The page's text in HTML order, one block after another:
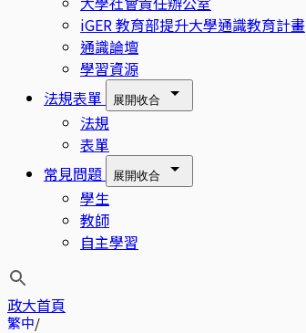
iGER 教育部提升大學通識教育計畫
通識論壇
學習資源
法規表單
展開收合
法規
表單
常見問題
展開收合
學生
教師
自主學習
政大首頁
繁中